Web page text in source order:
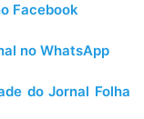
Facebook
no WhatsApp
do Jornal Folha